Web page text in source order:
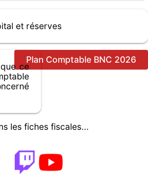
et réserves
Plan Comptable BNC 2026
ce
les fiches fiscales...